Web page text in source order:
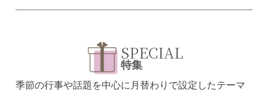
SPECIAL
特集
季節の行事や話題を中心に月替わりで設定したテーマ